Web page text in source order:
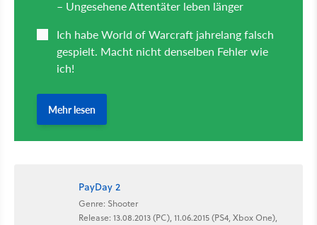
PayDay 2
Genre: Shooter
Release: 13.08.2013 (PC), 11.06.2015 (PS4, Xbox One),